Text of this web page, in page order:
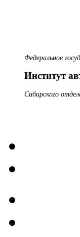
Федеральное
Институт
Сибирского